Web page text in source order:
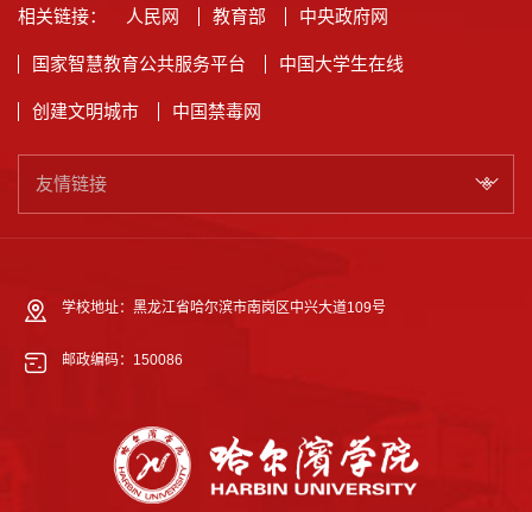
相关链接： 人民网 教育部 中央政府网
国家智慧教育公共服务平台 中国大学生在线
创建文明城市 中国禁毒网
友情链接
学校地址：黑龙江省哈尔滨市南岗区中兴大道109号
邮政编码：150086